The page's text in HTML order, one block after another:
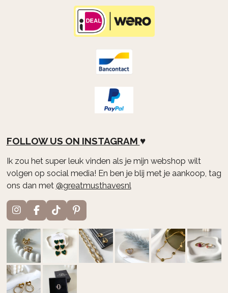
FOLLOW US ON INSTAGRAM ♥
Ik zou het super leuk vinden als je mijn webshop wilt
volgen op social media! En ben je blij met je aankoop, tag
ons dan met @greatmusthavesnl
I
n
s
t
a
g
r
a
m
F
a
c
e
b
o
o
k
T
i
k
T
o
P
i
n
e